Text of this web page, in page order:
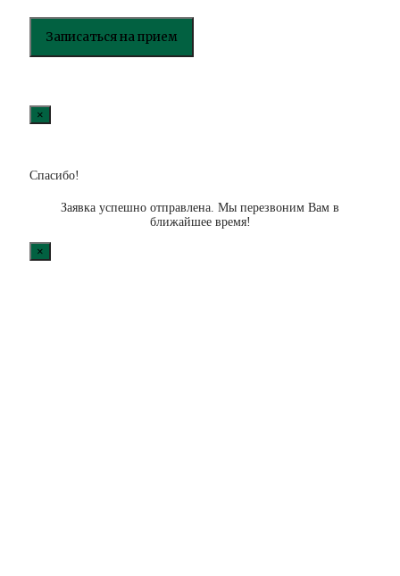
×
Спасибо!
Заявка успешно отправлена. Мы перезвоним Вам в
ближайшее время!
×